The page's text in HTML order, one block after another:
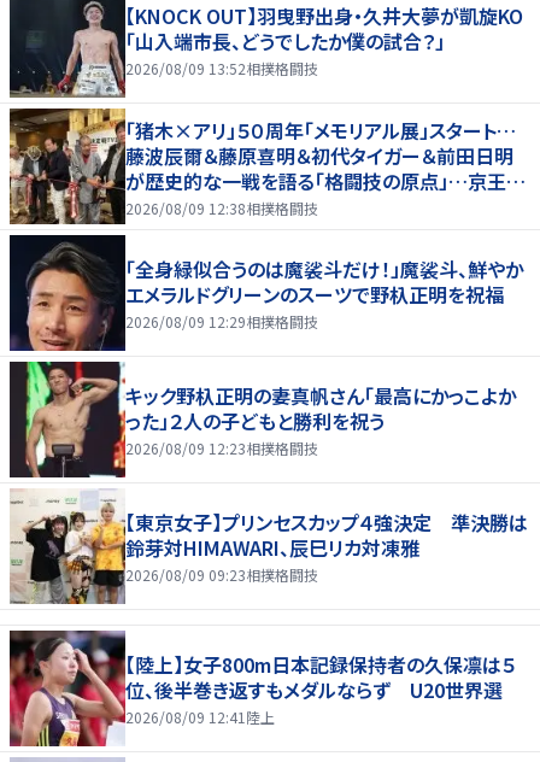
【KNOCK OUT】羽曳野出身・久井大夢が凱旋KO
「山入端市長、どうでしたか僕の試合？」
2026/08/09 13:52相撲格闘技
「猪木×アリ」５０周年「メモリアル展」スタート…
藤波辰爾＆藤原喜明＆初代タイガー＆前田日明
が歴史的な一戦を語る「格闘技の原点」…京王プ
ラザホテルで３１日まで
2026/08/09 12:38相撲格闘技
「全身緑似合うのは魔裟斗だけ！」魔裟斗、鮮やか
エメラルドグリーンのスーツで野杁正明を祝福
2026/08/09 12:29相撲格闘技
キック野杁正明の妻真帆さん「最高にかっこよか
った」２人の子どもと勝利を祝う
2026/08/09 12:23相撲格闘技
【東京女子】プリンセスカップ４強決定 準決勝は
鈴芽対HIMAWARI、辰巳リカ対凍雅
2026/08/09 09:23相撲格闘技
【陸上】女子800m日本記録保持者の久保凛は５
位、後半巻き返すもメダルならず U20世界選
2026/08/09 12:41 陸上